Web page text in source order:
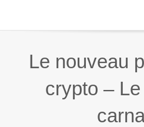
Le nouveau
crypto –